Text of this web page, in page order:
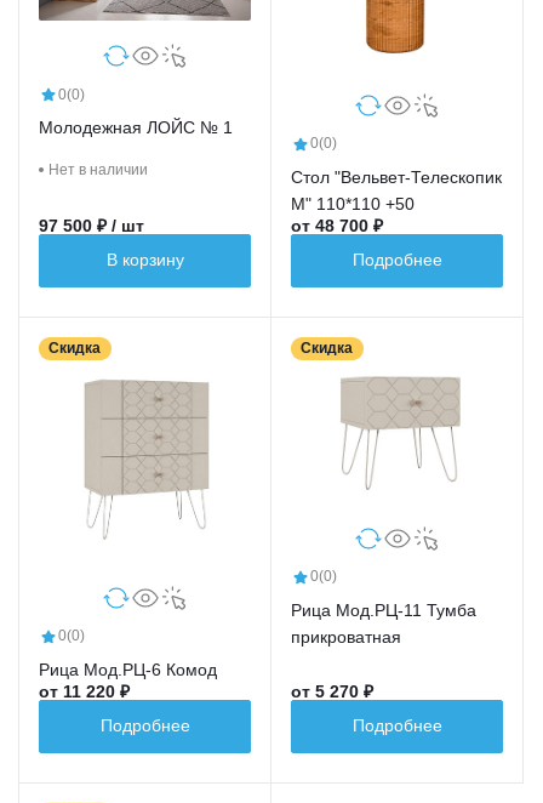
0(0)
Молодежная ЛОЙС № 1
Нет в наличии
97 500 ₽ / шт
В корзину
0(0)
Стол "Вельвет-Телескопик
М" 110*110 +50
от 48 700 ₽
Подробнее
Скидка
0(0)
Рица Мод.РЦ-6 Комод
от 11 220 ₽
Подробнее
Скидка
0(0)
Рица Мод.РЦ-11 Тумба
прикроватная
от 5 270 ₽
Подробнее